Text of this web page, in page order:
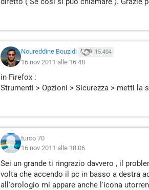
Noureddine Bouzidi 15.404
16 nov 2011 alle 16:48
in Firefox :
Strumenti > Opzioni > Sicurezza > metti la
turco 70
16 nov 2011 alle 18:06
Sei un grande ti ringrazio davvero , il
volta che accendo il pc in basso a destra
all'orologio mi appare anche l'icona